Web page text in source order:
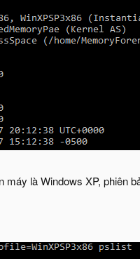
là Windows XP, phiên